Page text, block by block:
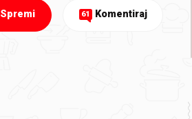
Spremi 61 Komentiraj